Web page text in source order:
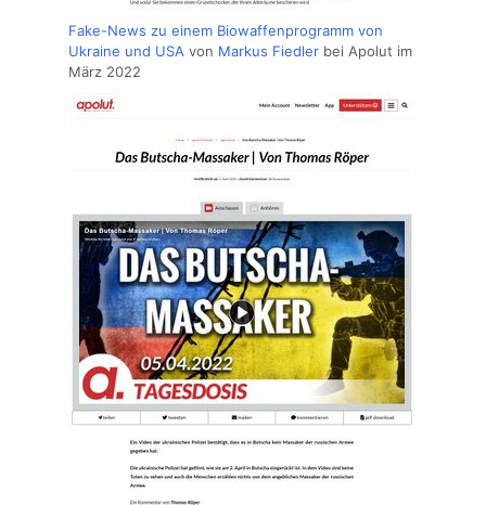
Fake-News zu einem Biowaffenprogramm von
Ukraine und USA von Markus Fiedler bei Apolut im
März 2022